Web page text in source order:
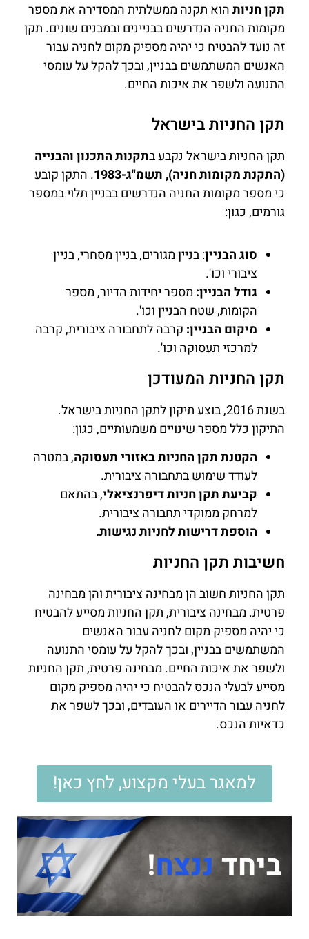
תקן חניותהוא תקנה ממשלתית המסדירה את מספר
מקומות החניה הנדרשים בבניינים ובמבנים שונים. תקן
זה נועד להבטיח כי יהיה מספיק מקום לחניה עבור
האנשים המשתמשים בבניין, ובכך להקל על עומסי
התנועה ולשפר את איכות החיים.
תקן החניות בישראל
תקן החניות בישראל נקבע בתקנות התכנון והבנייה
(התקנת מקומות חניה), תשמ"ג-1983
. התקן קובע
כי מספר מקומות החניה הנדרשים בבניין תלוי במספר
גורמים, כגון:
סוג הבניין: בניין מגורים, בניין מסחרי, בניין
ציבורי וכו'.
גודל הבניין: מספר יחידות הדיור, מספר
הקומות, שטח הבניין וכו'.
מיקום הבניין: קרבה לתחבורה ציבורית, קרבה
למרכזי תעסוקה וכו'.
תקן החניות המעודכן
בשנת 2016, בוצע תיקון לתקן החניות בישראל.
התיקון כלל מספר שינויים משמעותיים, כגון:
הקטנת תקן החניות באזורי תעסוקה, במטרה
לעודד שימוש בתחבורה ציבורית.
קביעת תקן חניות דיפרנציאלי, בהתאם
למרחק ממוקדי תחבורה ציבורית.
הוספת דרישות לחניות נגישות.
חשיבות תקן החניות
תקן החניות חשוב הן מבחינה ציבורית והן מבחינה
פרטית. מבחינה ציבורית, תקן החניות מסייע להבטיח
כי יהיה מספיק מקום לחניה עבור האנשים
המשתמשים בבניין, ובכך להקל על עומסי התנועה
ולשפר את איכות החיים. מבחינה פרטית, תקן החניות
מסייע לבעלי הנכס להבטיח כי יהיה מספיק מקום
לחניה עבור הדיירים או העובדים, ובכך לשפר את
כדאיות הנכס.
למאגר בעלי מקצוע, לחץ כאן!